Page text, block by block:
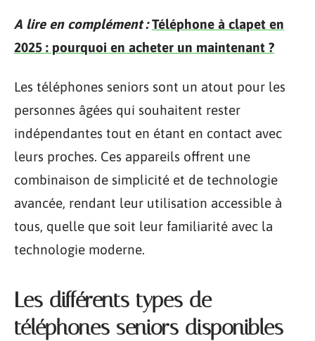
A lire en complément : Téléphone à clapet en
2025 : pourquoi en acheter un maintenant ?
Les téléphones seniors sont un atout pour les
personnes âgées qui souhaitent rester
indépendantes tout en étant en contact avec
leurs proches. Ces appareils offrent une
combinaison de simplicité et de technologie
avancée, rendant leur utilisation accessible à
tous, quelle que soit leur familiarité avec la
technologie moderne.
Les différents types de
téléphones seniors disponibles